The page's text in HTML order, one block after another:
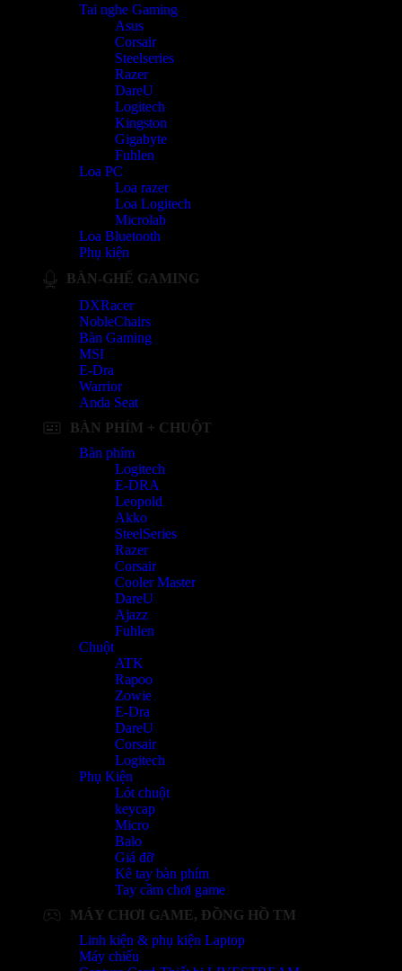
Tai nghe Gaming
Asus
Corsair
Steelseries
Razer
DareU
Logitech
Kingston
Gigabyte
Fuhlen
Loa PC
Loa razer
Loa Logitech
Microlab
Loa Bluetooth
Phụ kiện
BÀN-GHẾ GAMING
DXRacer
NobleChairs
Bàn Gaming
MSI
E-Dra
Warrior
Anda Seat
BÀN PHÍM + CHUỘT
Bàn phím
Logitech
E-DRA
Leopold
Akko
SteelSeries
Razer
Corsair
Cooler Master
DareU
Ajazz
Fuhlen
Chuột
ATK
Rapoo
Zowie
E-Dra
DareU
Corsair
Logitech
Phụ Kiện
Lót chuột
keycap
Micro
Balo
Giá đỡ
Kê tay bàn phím
Tay cầm chơi game
MÁY CHƠI GAME, ĐỒNG HỒ TM
Linh kiện & phụ kiện Laptop
Máy chiếu